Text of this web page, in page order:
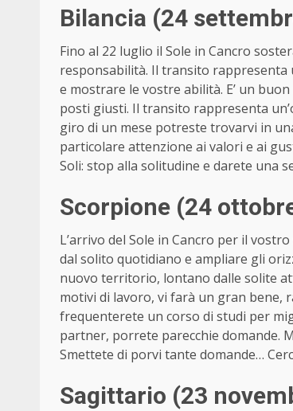
Bilancia (24
Fino al 22 luglio il Sole in Cancro
responsabilità. Il transito rappresenta
e mostrare le vostre abilità. E’ un
posti giusti. Il transito rappresenta
giro di un mese potreste trovarvi in
particolare attenzione ai valori e ai
Soli: stop alla solitudine e darete una
Scorpione (24
L’arrivo del Sole in Cancro per il
dal solito quotidiano e ampliare gli
nuovo territorio, lontano dalle solite
motivi di lavoro, vi farà un gran bene,
frequenterete un corso di studi per
partner, porrete parecchie domande.
Smettete di porvi tante domande…
Sagittario (23